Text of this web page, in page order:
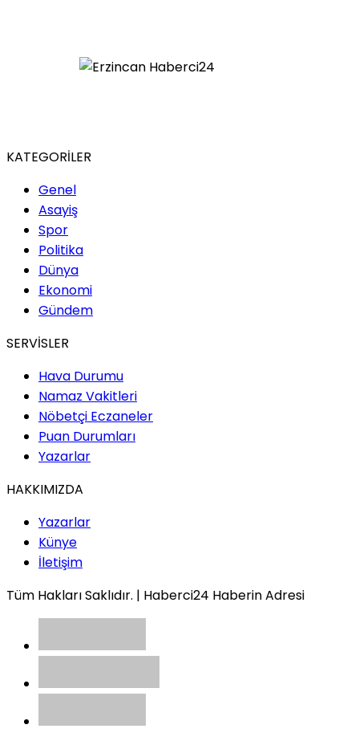
KATEGORİLER
Genel
Asayiş
Spor
Politika
Dünya
Ekonomi
Gündem
SERVİSLER
Hava Durumu
Namaz Vakitleri
Nöbetçi Eczaneler
Puan Durumları
Yazarlar
HAKKIMIZDA
Yazarlar
Künye
İletişim
Tüm Hakları Saklıdır. | Haberci24 Haberin Adresi